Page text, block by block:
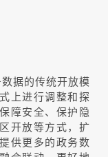
据的传统开放模
上进行调整和探
障安全、保护隐
开放等方式，扩
供更多的政务数